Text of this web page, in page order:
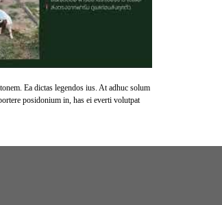
Ea dictas legendos ius. At adhuc solum
posidonium in, has ei everti volutpat